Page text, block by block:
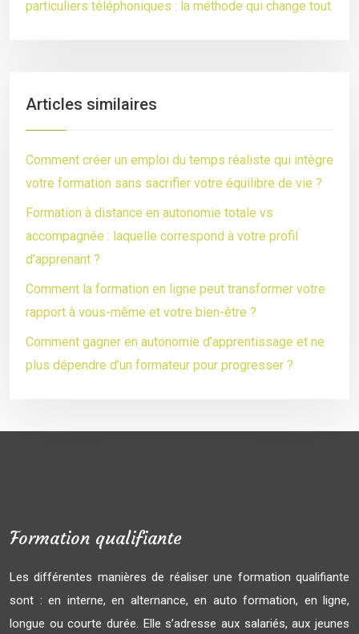
particuliers téléphoniques : la méthode qui change tout
Articles similaires
Comment créer un emploi du temps réaliste qui intègre
votre formation sans sacrifier votre équilibre de vie ?
Formation à distance en autonomie totale vs
accompagnée : laquelle correspond à votre profil
d’apprenant ?
Comment la formation en ligne peut transformer votre
rapport à vous-même et votre bien-être ?
Comment gagner en autonomie d’apprentissage et ne
plus dépendre d’un formateur pour progresser ?
Formation qualifiante
Les différentes manières de réaliser une formation qualifiante
sont : en interne, en alternance, en auto formation, en ligne,
longue ou courte durée. Elle s’adresse aux salariés, aux jeunes